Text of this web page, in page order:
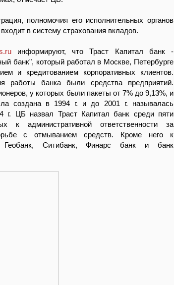
полномочия его исполнительных органов
в систему страхования вкладов.
информируют, что Траст Капитал банк -
банк", который работал в Москве, Петербурге
и кредитованием корпоративных клиентов.
работы банка были средства предприятий.
у которых были пакеты от 7% до 9,13%, и
создана в 1994 г. и до 2001 г. называлась
г. ЦБ назвал Траст Капитал банк среди пяти
к административной ответственности за
с отмыванием средств. Кроме него к
Геобанк, Ситибанк, Финарс банк и банк